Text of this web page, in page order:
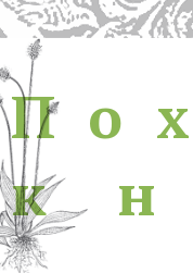
П о х
к
н